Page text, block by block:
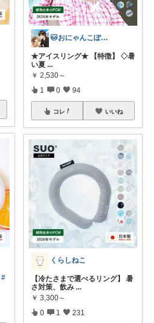
#
🐱おにゃんこぽん＊パパ・子育て・日常
★アイスリング★ 【特徴】 ◇暑
い夏 ...
￥ 2,530～
1 0 94
コレ いいね
くらしねこ
【冷たさまで選べるリング】 暑
さ対策、飲み ...
￥ 3,300～
0 1 231